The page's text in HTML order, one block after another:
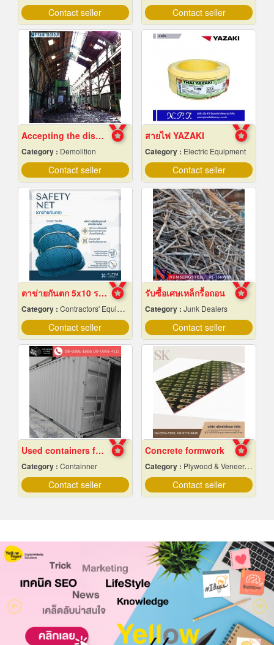
Contact seller Contact seller
Accepting the dismantling of steel structures
Category : Demolition
Contact seller
สายไฟ YAZAKI
Category : Electric Equipment
Contact seller
ตาข่ายกันตก 5x10 ราคาถูก
Category : Contractors' Equipment & Supplies-Renting
Contact seller
รับซื้อเศษเหล็กรื้อถอน
Category : Junk Dealers
Contact seller
Used containers for sale, cheap price
Category : Containner
Contact seller
Concrete formwork
Category : Plywood & Veneer-Dealers
Contact seller